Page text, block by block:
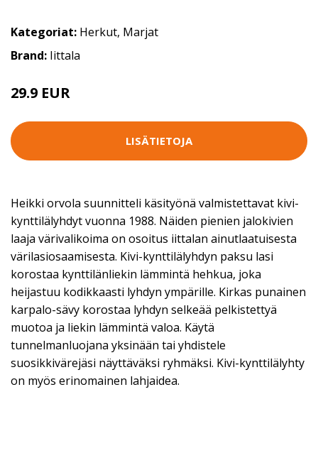
Kategoriat: Herkut, Marjat
Brand: Iittala
29.9 EUR
LISÄTIETOJA
Heikki orvola suunnitteli käsityönä valmistettavat kivi-
kynttilälyhdyt vuonna 1988. Näiden pienien jalokivien
laaja värivalikoima on osoitus iittalan ainutlaatuisesta
värilasiosaamisesta. Kivi-kynttilälyhdyn paksu lasi
korostaa kynttilänliekin lämmintä hehkua, joka
heijastuu kodikkaasti lyhdyn ympärille. Kirkas punainen
karpalo-sävy korostaa lyhdyn selkeää pelkistettyä
muotoa ja liekin lämmintä valoa. Käytä
tunnelmanluojana yksinään tai yhdistele
suosikkivärejäsi näyttäväksi ryhmäksi. Kivi-kynttilälyhty
on myös erinomainen lahjaidea.